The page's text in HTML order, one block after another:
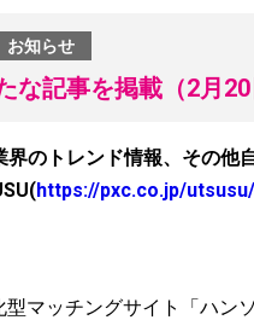
意欲を刺激していくこ
ールスプロモーション
を掲載します。
お知らせ
な記事を掲載（2月20
のトレンド情報、その他
https://pxc.co.jp/utsusu/
マッチングサイト「ハン